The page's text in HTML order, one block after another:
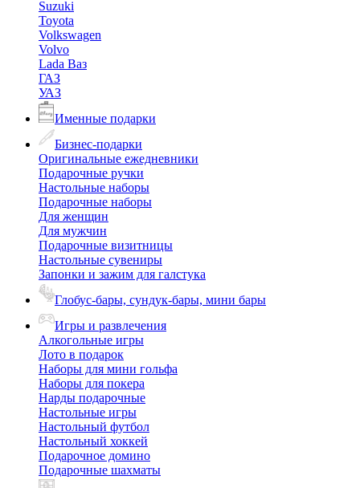
Suzuki
Toyota
Volkswagen
Volvo
Lada Ваз
ГАЗ
УАЗ
Именные подарки
Бизнес-подарки
Оригинальные ежедневники
Подарочные ручки
Настольные наборы
Подарочные наборы
Для женщин
Для мужчин
Подарочные визитницы
Настольные сувениры
Запонки и зажим для галстука
Глобус-бары, сундук-бары, мини бары
Игры и развлечения
Алкогольные игры
Лото в подарок
Наборы для мини гольфа
Наборы для покера
Нарды подарочные
Настольные игры
Настольный футбол
Настольный хоккей
Подарочное домино
Подарочные шахматы